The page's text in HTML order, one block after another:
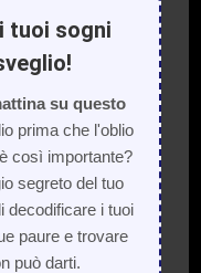
tuoi sogni
su questo
prima che l'oblio
così importante?
segreto del tuo
decodificare i tuoi
paure e trovare
può darti.